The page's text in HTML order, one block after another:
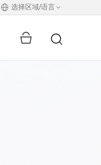
选择区域/语言